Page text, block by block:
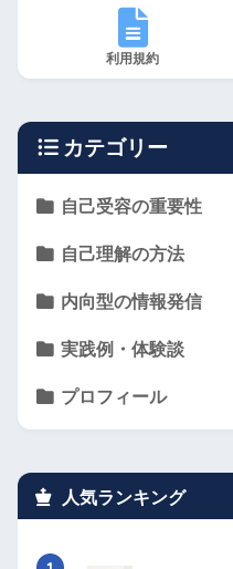
利用規約
カテゴリー
自己受容の重要性
自己理解の方法
内向型の情報発信
実践例・体験談
プロフィール
人気ランキング